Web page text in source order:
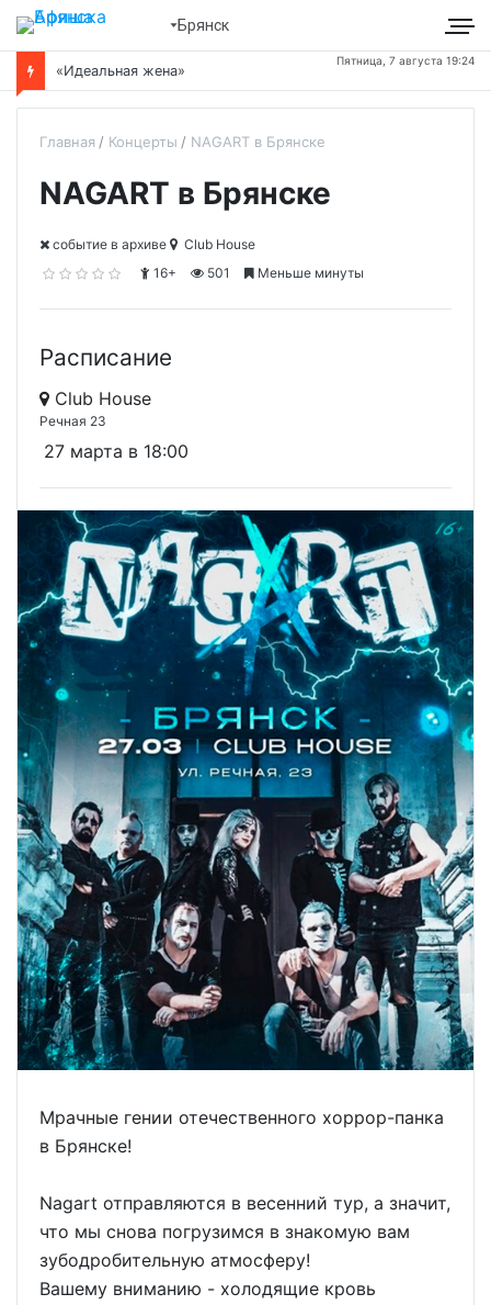
Брянск
«Идеальная жена»
Пятница, 7 августа 19:24
Главная Концерты NAGART в Брянске
NAGART в Брянске
cобытие в архиве
Club House
16+
501 Меньше минуты
Расписание
Club House
Речная 23
27 марта в 18:00
Мрачные гении отечественного хоррор-панка
в Брянске!
Nagart отправляются в весенний тур, а значит,
что мы снова погрузимся в знакомую вам
зубодробительную атмосферу!
Вашему вниманию - холодящие кровь